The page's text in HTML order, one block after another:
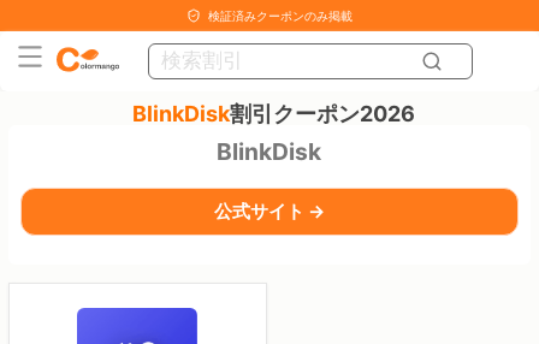
検証済みクーポンのみ掲載
BlinkDisk割引クーポン2026
BlinkDisk
公式サイト →